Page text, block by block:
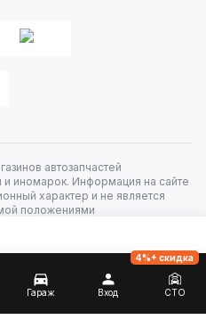
автозапчастей
иномарок. Информация на сайте
характер и не является
положениями
Все права защищены.
Гараж Вход СТО
4%+ скидка